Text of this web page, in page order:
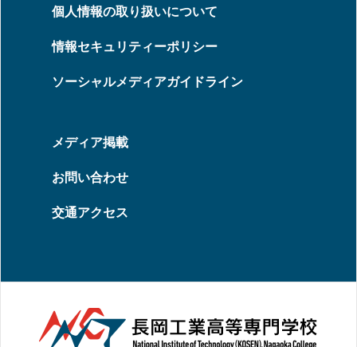
個人情報の取り扱いについて
情報セキュリティーポリシー
ソーシャルメディアガイドライン
メディア掲載
お問い合わせ
交通アクセス